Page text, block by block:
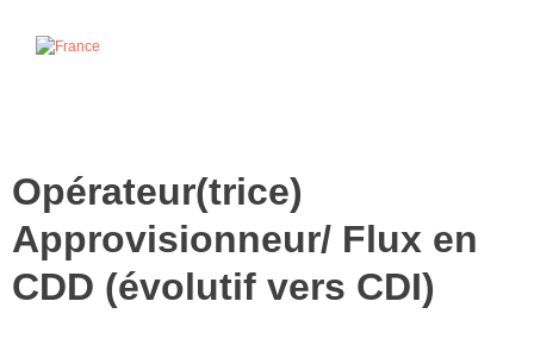
Opérateur(trice)
Approvisionneur/ Flux en
CDD (évolutif vers CDI)